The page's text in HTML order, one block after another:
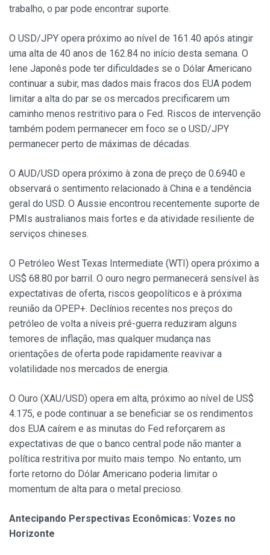
trabalho, o par pode encontrar suporte.
O USD/JPY opera próximo ao nível de 161.40 após atingir
uma alta de 40 anos de 162.84 no início desta semana. O
Iene Japonês pode ter dificuldades se o Dólar Americano
continuar a subir, mas dados mais fracos dos EUA podem
limitar a alta do par se os mercados precificarem um
caminho menos restritivo para o Fed. Riscos de intervenção
também podem permanecer em foco se o USD/JPY
permanecer perto de máximas de décadas.
O AUD/USD opera próximo à zona de preço de 0.6940 e
observará o sentimento relacionado à China e a tendência
geral do USD. O Aussie encontrou recentemente suporte de
PMIs australianos mais fortes e da atividade resiliente de
serviços chineses.
O Petróleo West Texas Intermediate (WTI) opera próximo a
US$ 68.80 por barril. O ouro negro permanecerá sensível às
expectativas de oferta, riscos geopolíticos e à próxima
reunião da OPEP+. Declínios recentes nos preços do
petróleo de volta a níveis pré-guerra reduziram alguns
temores de inflação, mas qualquer mudança nas
orientações de oferta pode rapidamente reavivar a
volatilidade nos mercados de energia.
O Ouro (XAU/USD) opera em alta, próximo ao nível de US$
4.175, e pode continuar a se beneficiar se os rendimentos
dos EUA caírem e as minutas do Fed reforçarem as
expectativas de que o banco central pode não manter a
política restritiva por muito mais tempo. No entanto, um
forte retorno do Dólar Americano poderia limitar o
momentum de alta para o metal precioso.
Antecipando Perspectivas Econômicas: Vozes no
Horizonte